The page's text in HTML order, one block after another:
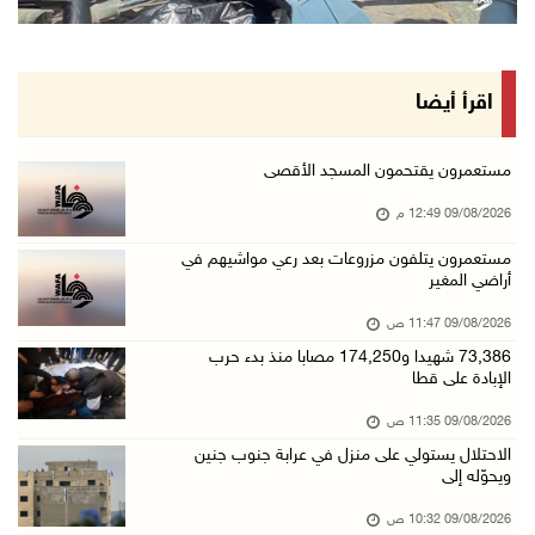
"فتح" تنعي القائد الوطنيّ السفير دياب اللوح
الرئيس ينعى سفير فلسطين لدى مصر القائد الوطني ...
وفاة سفير فلسطين لدى مصر القائد الوطني دياب ا ...
09/آب/2026 10:42 ص
09/آب/2026 10:32 ص
الاحتلال يقتحم مدينة نابلس
09/آب/2026 10:20 ص
وفاة شابة متأثرة بإصابتها جراء حادث سير قرب ج ...
اقرأ أيضا
مستعمرون يقتحمون المسجد الأقصى
09/08/2026 12:49 م
مستعمرون يتلفون مزروعات بعد رعي مواشيهم في
أراضي المغير
09/08/2026 11:47 ص
73,386 شهيدا و174,250 مصابا منذ بدء حرب
الإبادة على قطا
09/08/2026 11:35 ص
الاحتلال يستولي على منزل في عرابة جنوب جنين
ويحوّله إلى
09/08/2026 10:32 ص